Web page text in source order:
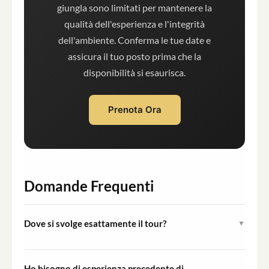
giungla sono limitati per mantenere la
qualità dell'esperienza e l'integrità
dell'ambiente. Conferma le tue date e
assicura il tuo posto prima che la
disponibilità si esaurisca.
Prenota Ora
Domande Frequenti
Dove si svolge esattamente il tour? ▼